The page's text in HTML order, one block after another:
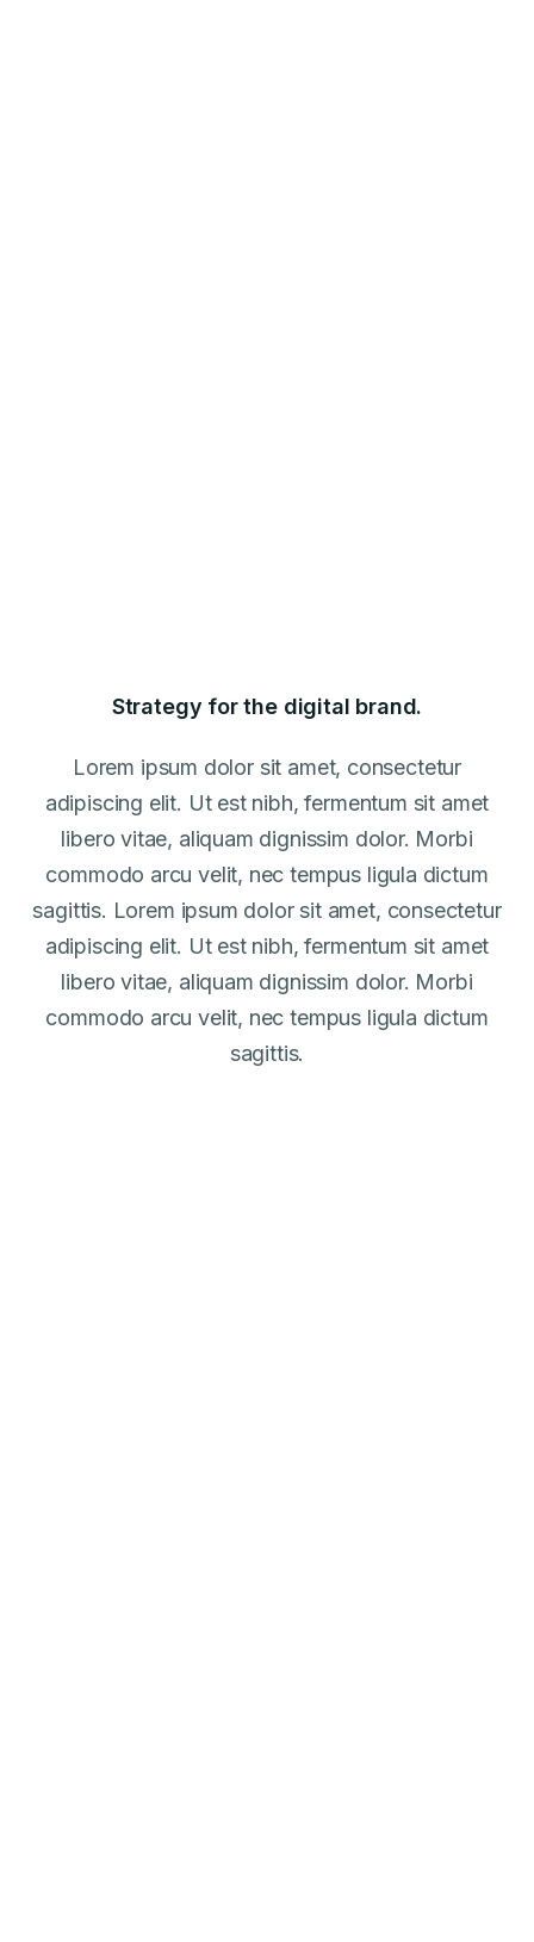
Strategy for the digital brand.
Lorem ipsum dolor sit amet, consectetur
adipiscing elit. Ut est nibh, fermentum sit amet
libero vitae, aliquam dignissim dolor. Morbi
commodo arcu velit, nec tempus ligula dictum
sagittis. Lorem ipsum dolor sit amet, consectetur
adipiscing elit. Ut est nibh, fermentum sit amet
libero vitae, aliquam dignissim dolor. Morbi
commodo arcu velit, nec tempus ligula dictum
sagittis.